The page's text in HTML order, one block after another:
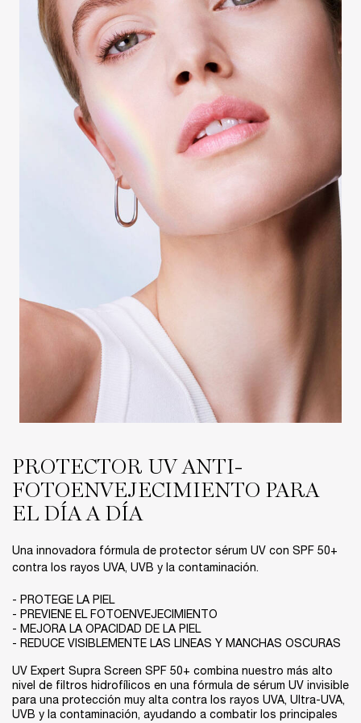
PROTECTOR UV ANTI-
FOTOENVEJECIMIENTO PARA
EL DÍA A DÍA​
Una innovadora fórmula de protector sérum UV con SPF 50+
contra los rayos UVA, UVB y la contaminación.
- PROTEGE LA PIEL​
- PREVIENE EL FOTOENVEJECIMIENTO​
- MEJORA LA OPACIDAD DE LA PIEL​
- REDUCE VISIBLEMENTE LAS LINEAS Y MANCHAS OSCURAS​
UV Expert Supra Screen SPF 50+ combina nuestro más alto
nivel de filtros hidrofílicos en una fórmula de sérum UV invisible
para una protección muy alta contra los rayos UVA, Ultra-UVA,
UVB y la contaminación, ayudando a combatir los principales